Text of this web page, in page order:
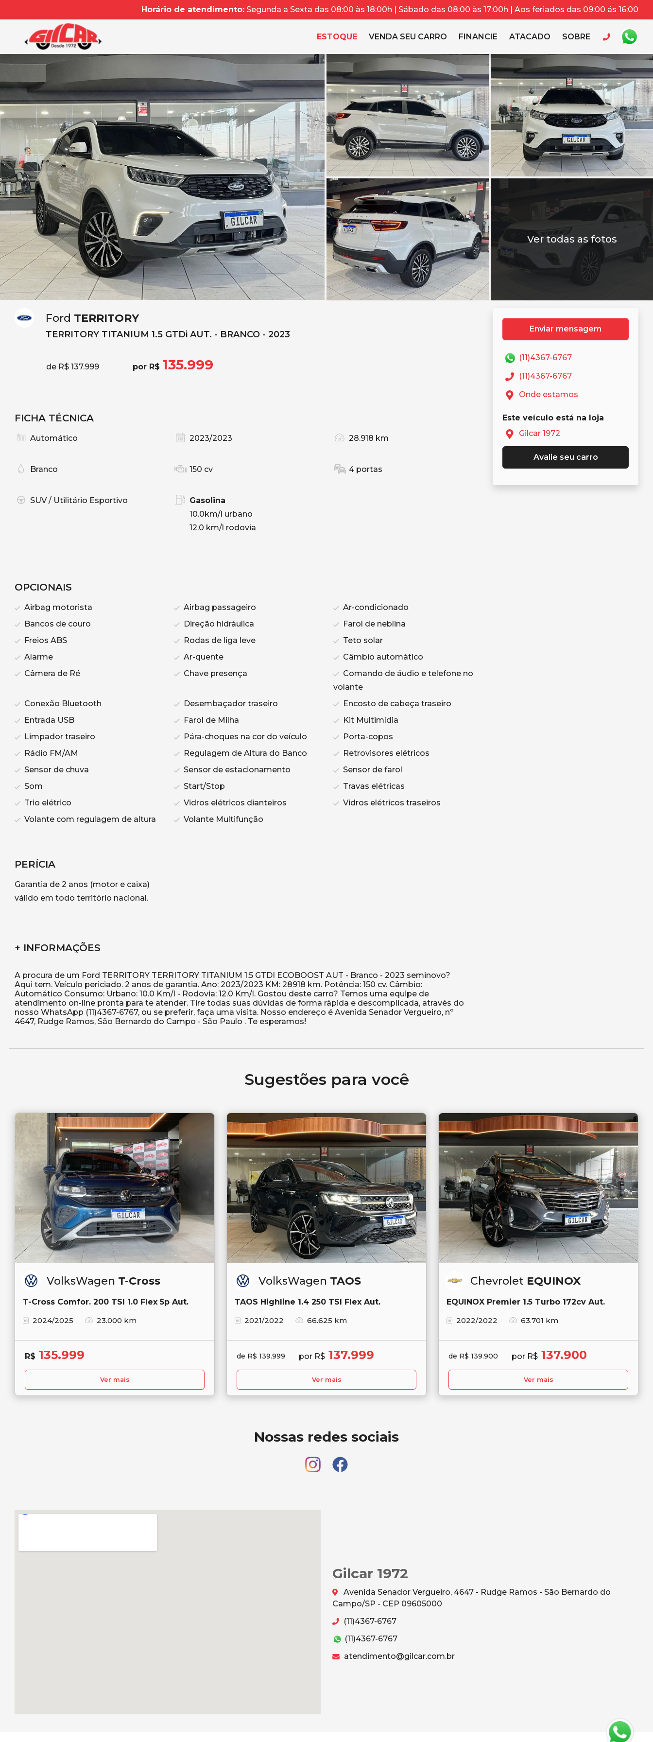
Horário de atendimento: Segunda a Sexta das 08:00 às 18:00h | Sábado das 08:00 às 17:00h | Aos feriados das 09:00 ás 16:00
ESTOQUE VENDA SEU CARRO FINANCIE ATACADO SOBRE
Ver todas as fotos
Ford TERRITORY
TERRITORY TITANIUM 1.5 GTDi AUT. - BRANCO - 2023
de R$ 137.999 por R$ 135.999
FICHA TÉCNICA
Automático 2023/2023 28.918 km
Branco 150 cv 4 portas
SUV / Utilitário Esportivo
Gasolina
10.0km/l urbano
12.0 km/l rodovia
OPCIONAIS
Airbag motorista Airbag passageiro
Ar-condicionado
Bancos de couro
Direção hidráulica
Farol de neblina
Freios ABS
Rodas de liga leve
Teto solar
Alarme
Ar-quente
Câmbio automático
Câmera de Ré
Chave presença
Comando de áudio e telefone no
volante
Conexão Bluetooth
Desembaçador traseiro
Encosto de cabeça traseiro
Entrada USB
Farol de Milha
Kit Multimídia
Limpador traseiro
Pára-choques na cor do veículo
Porta-copos
Rádio FM/AM
Regulagem de Altura do Banco
Retrovisores elétricos
Sensor de chuva
Sensor de estacionamento
Sensor de farol
Som
Start/Stop
Travas elétricas
Trio elétrico
Vidros elétricos dianteiros
Vidros elétricos traseiros
Volante com regulagem de altura
Volante Multifunção
PERÍCIA
Garantia de 2 anos (motor e caixa)
válido em todo território nacional.
+ INFORMAÇÕES
A procura de um Ford TERRITORY TERRITORY TITANIUM 1.5 GTDI ECOBOOST AUT - Branco - 2023 seminovo?
Aqui tem. Veículo periciado. 2 anos de garantia. Ano: 2023/2023 KM: 28918 km. Potência: 150 cv. Câmbio:
Automático Consumo: Urbano: 10.0 Km/l - Rodovia: 12.0 Km/l. Gostou deste carro? Temos uma equipe de
atendimento on-line pronta para te atender. Tire todas suas dúvidas de forma rápida e descomplicada, através do
nosso WhatsApp (11)4367-6767, ou se preferir, faça uma visita. Nosso endereço é Avenida Senador Vergueiro, nº
Enviar mensagem
(11)4367-6767
(11)4367-6767
Onde estamos
Este veículo está na loja
Gilcar 1972
Avalie seu carro
Sugestões para você
VolksWagen T-Cross
T-Cross Comfor. 200 TSI 1.0 Flex 5p Aut.
2024/2025
23.000 km
R$ 135.999
Ver mais
VolksWagen TAOS
TAOS Highline 1.4 250 TSI Flex Aut.
2021/2022
66.625 km
de R$ 139.999 por R$ 137.999
Ver mais
Chevrolet EQUINOX
EQUINOX Premier 1.5 Turbo 172cv Aut.
2022/2022
63.701 km
de R$ 139.900 por R$ 137.900
Ver mais
Nossas redes sociais
Gilcar 1972
Avenida Senador Vergueiro, 4647 - Rudge Ramos - São Bernardo do
Campo/SP - CEP 09605000
(11)4367-6767
(11)4367-6767
atendimento@gilcar.com.br